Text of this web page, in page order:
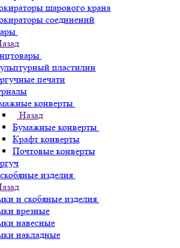
шарового крана
соединений
пластилин
печати
конверты
Назад
Бумажные конверты
Крафт конверты
Почтовые конверты
изделия
и скобяные изделия
врезные
навесные
накладные